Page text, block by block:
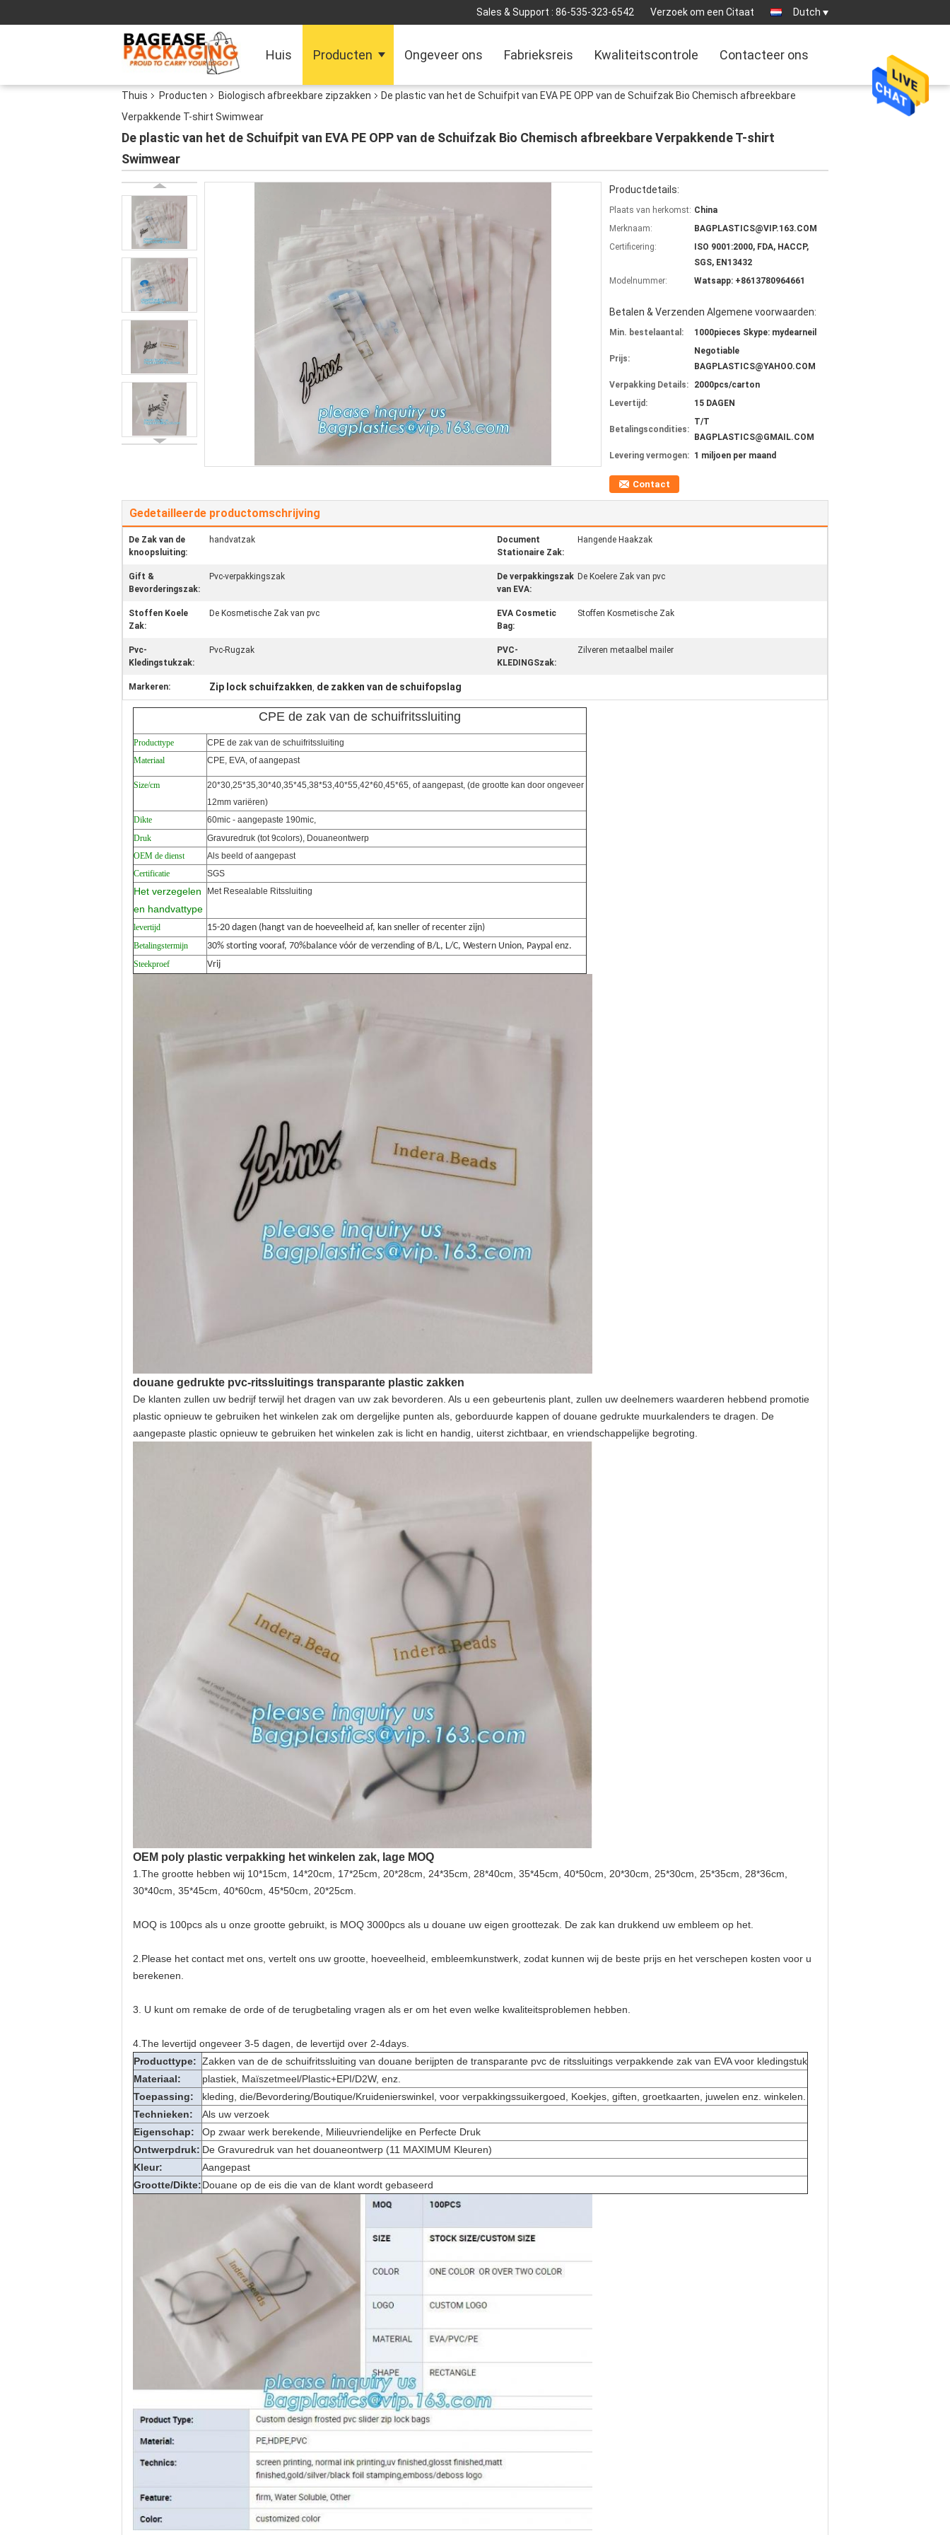
Sales & Support : 86-535-323-6542 Verzoek om een Citaat Dutch
Huis Producten Ongeveer ons Fabrieksreis Kwaliteitscontrole Contacteer ons
Thuis Producten Biologisch afbreekbare zipzakken
De plastic van het de Schuifpit van EVA PE OPP van de Schuifzak Bio Chemisch afbreekbare
Verpakkende T-shirt Swimwear
De plastic van het de Schuifpit van EVA PE OPP van de Schuifzak Bio Chemisch afbreekbare Verpakkende T-shirt
Swimwear
Productdetails:
Plaats van herkomst: China
Merknaam:
BAGPLASTICS@VIP.163.COM
Certificering:
ISO 9001:2000, FDA, HACCP,
SGS, EN13432
Modelnummer:
Watsapp: +8613780964661
Betalen & Verzenden Algemene voorwaarden:
Min. bestelaantal: 1000pieces Skype: mydearneil
Prijs:
Negotiable
BAGPLASTICS@YAHOO.COM
Verpakking Details:
2000pcs/carton
Levertijd:
15 DAGEN
Betalingscondities:
T/T
BAGPLASTICS@GMAIL.COM
Levering vermogen: 1 miljoen per maand
Contact
Gedetailleerde productomschrijving
De Zak van de
knoopsluiting:
handvatzak
Document
Stationaire Zak:
Hangende Haakzak
Gift &
Bevorderingszak:
Pvc-verpakkingszak
De verpakkingszak
van EVA:
De Koelere Zak van pvc
Stoffen Koele
Zak:
De Kosmetische Zak van pvc
EVA Cosmetic
Bag:
Stoffen Kosmetische Zak
Pvc-
Kledingstukzak:
Pvc-Rugzak
PVC-
KLEDINGSzak:
Zilveren metaalbel mailer
Markeren: Zip lock schuifzakken, de zakken van de schuifopslag
CPE de zak van de schuifritssluiting
Producttype
CPE de zak van de schuifritssluiting
Materiaal
CPE, EVA, of aangepast
Size/cm
20*30,25*35,30*40,35*45,38*53,40*55,42*60,45*65, of aangepast, (de grootte kan door ongeveer
12mm variëren)
Dikte
60mic - aangepaste 190mic,
Druk
Gravuredruk (tot 9colors), Douaneontwerp
OEM de dienst
Als beeld of aangepast
Certificatie
SGS
Het verzegelen
en handvattype
Met Resealable Ritssluiting
levertijd 15-20 dagen (hangt van de hoeveelheid af, kan sneller of recenter zijn)
Betalingstermijn 30% storting vooraf, 70%balance vóór de verzending of B/L, L/C, Western Union, Paypal enz.
Steekproef Vrij
douane gedrukte pvc-ritssluitings transparante plastic zakken
De klanten zullen uw bedrijf terwijl het dragen van uw zak bevorderen. Als u een gebeurtenis plant, zullen uw deelnemers waarderen hebbend promotie
plastic opnieuw te gebruiken het winkelen zak om dergelijke punten als, geborduurde kappen of douane gedrukte muurkalenders te dragen. De
aangepaste plastic opnieuw te gebruiken het winkelen zak is licht en handig, uiterst zichtbaar, en vriendschappelijke begroting.
OEM poly plastic verpakking het winkelen zak, lage MOQ
1.The grootte hebben wij 10*15cm, 14*20cm, 17*25cm, 20*28cm, 24*35cm, 28*40cm, 35*45cm, 40*50cm, 20*30cm, 25*30cm, 25*35cm, 28*36cm,
30*40cm, 35*45cm, 40*60cm, 45*50cm, 20*25cm.
MOQ is 100pcs als u onze grootte gebruikt, is MOQ 3000pcs als u douane uw eigen groottezak. De zak kan drukkend uw embleem op het.
2.Please het contact met ons, vertelt ons uw grootte, hoeveelheid, embleemkunstwerk, zodat kunnen wij de beste prijs en het verschepen kosten voor u
berekenen.
3. U kunt om remake de orde of de terugbetaling vragen als er om het even welke kwaliteitsproblemen hebben.
4.The levertijd ongeveer 3-5 dagen, de levertijd over 2-4days.
Producttype: Zakken van de de schuifritssluiting van douane berijpten de transparante pvc de ritssluitings verpakkende zak van EVA voor kledingstuk
Materiaal:
plastiek, Maïszetmeel/Plastic+EPI/D2W, enz.
Toepassing:
kleding, die/Bevordering/Boutique/Kruidenierswinkel, voor verpakkingssuikergoed, Koekjes, giften, groetkaarten, juwelen enz. winkelen.
Technieken:
Als uw verzoek
Eigenschap:
Op zwaar werk berekende, Milieuvriendelijke en Perfecte Druk
Ontwerpdruk: De Gravuredruk van het douaneontwerp (11 MAXIMUM Kleuren)
Kleur:
Aangepast
Grootte/Dikte:Douane op de eis die van de klant wordt gebaseerd